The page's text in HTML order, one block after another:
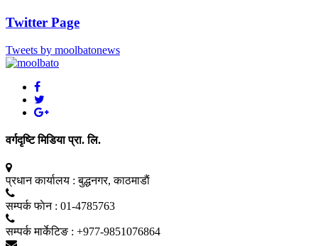
Twitter Page
Tweets by moolbatonews
वर्गदृष्टि मिडिया प्रा. लि.
प्रधान कार्यालय : बुद्धनगर, काठमाडाैं
सम्पर्क फाेन : 01-4785763
सम्पर्क मार्केटिङ : +977-9851076864